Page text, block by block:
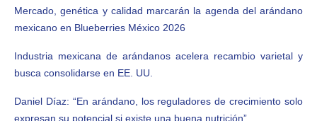
Mercado, genética y calidad marcarán la agenda del arándano
mexicano en Blueberries México 2026
Industria mexicana de arándanos acelera recambio varietal y
busca consolidarse en EE. UU.
Daniel Díaz: “En arándano, los reguladores de crecimiento solo
expresan su potencial si existe una buena nutrición”